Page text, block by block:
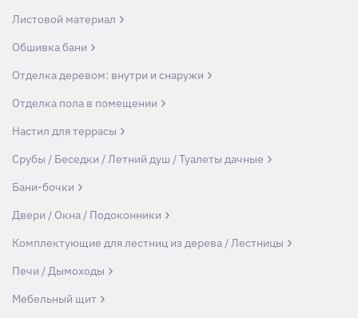
Листовой материал
Обшивка бани
Отделка деревом: внутри и снаружи
Отделка пола в помещении
Настил для террасы
Срубы / Беседки / Летний душ / Туалеты дачные
Бани-бочки
Двери / Окна / Подоконники
Комплектующие для лестниц из дерева / Лестницы
Печи / Дымоходы
Мебельный щит